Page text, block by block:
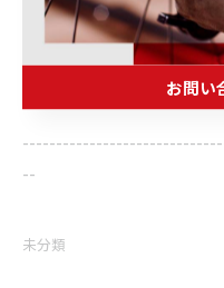
住所 :群馬県伊勢崎市連
電話番号: 0270-23-
--
未分類
お問い
お問い